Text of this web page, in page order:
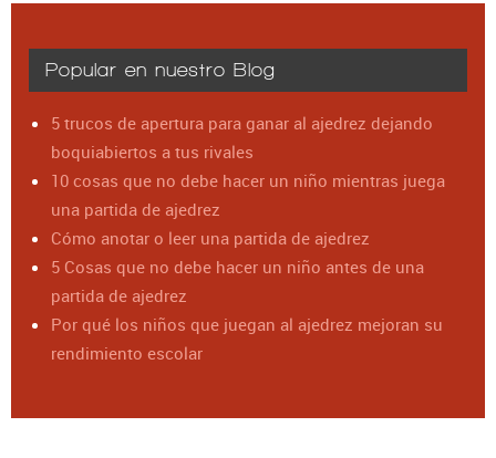
Popular en nuestro Blog
5 trucos de apertura para ganar al ajedrez dejando
boquiabiertos a tus rivales
10 cosas que no debe hacer un niño mientras juega
una partida de ajedrez
Cómo anotar o leer una partida de ajedrez
5 Cosas que no debe hacer un niño antes de una
partida de ajedrez
Por qué los niños que juegan al ajedrez mejoran su
rendimiento escolar